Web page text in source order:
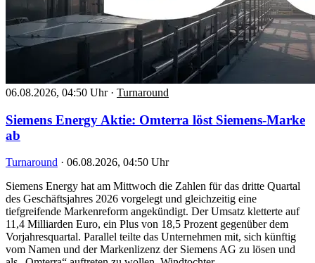
06.08.2026, 04:50 Uhr · Turnaround
Siemens Energy Aktie: Omterra löst Siemens-Marke
ab
Turnaround · 06.08.2026, 04:50 Uhr
Siemens Energy hat am Mittwoch die Zahlen für das dritte Quartal
des Geschäftsjahres 2026 vorgelegt und gleichzeitig eine
tiefgreifende Markenreform angekündigt. Der Umsatz kletterte auf
11,4 Milliarden Euro, ein Plus von 18,5 Prozent gegenüber dem
Vorjahresquartal. Parallel teilte das Unternehmen mit, sich künftig
vom Namen und der Markenlizenz der Siemens AG zu lösen und